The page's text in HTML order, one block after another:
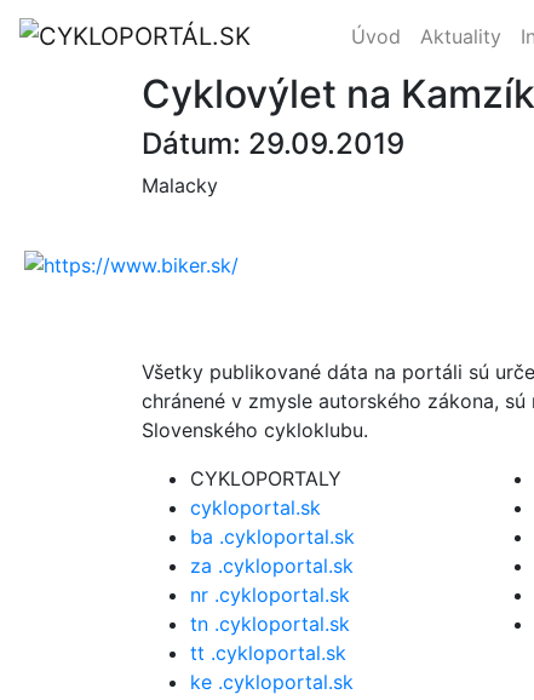
Úvod Aktuality
Cyklovýlet na Kamzík
Dátum: 29.09.2019
Malacky
Všetky publikované dáta na portáli sú
chránené v zmysle autorského zákona,
Slovenského cykloklubu.
CYKLOPORTALY
cykloportal.sk
ba .cykloportal.sk
za .cykloportal.sk
nr .cykloportal.sk
tn .cykloportal.sk
tt .cykloportal.sk
ke .cykloportal.sk